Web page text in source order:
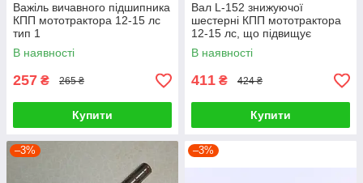
Важіль вичавного підшипника
КПП мототрактора 12-15 лс
тип 1
В наявності
257 ₴ 265 ₴
Купити
Вал L-152 знижуючої
шестерні КПП мототрактора
12-15 лс, що підвищує
В наявності
411 ₴ 424 ₴
Купити
–3% –3%